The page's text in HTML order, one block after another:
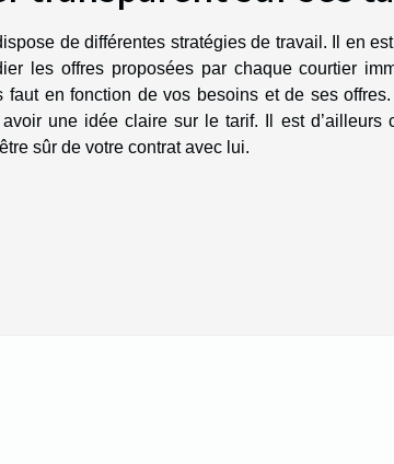
de différentes stratégies de travail. Il en
les offres proposées par chaque courtier
faut en fonction de vos besoins et de ses
une idée claire sur le tarif. Il est d’ailleurs
sûr de votre contrat avec lui.